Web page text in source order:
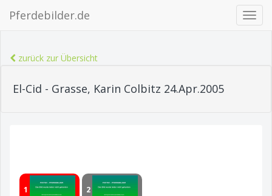
Pferdebilder.de
zurück zur Übersicht
El-Cid - Grasse, Karin Colbitz 24.Apr.2005
1 2